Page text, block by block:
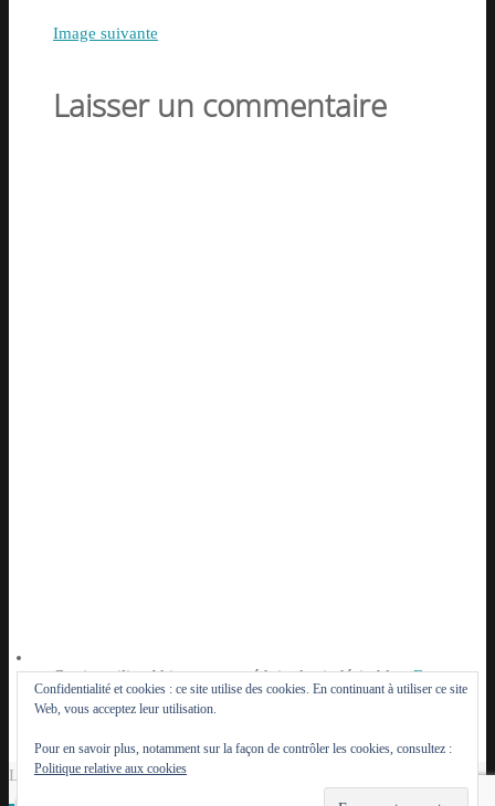
Image suivante
Laisser un commentaire
Ce site utilise Akismet pour réduire les indésirables.En
savoir plus sur la façon dont les données de vos
Le Lutèce du Parisien - 2014 - 2026
Confidentialité et cookies : ce site utilise des cookies. En continuant à utiliser ce site
Web, vous acceptez leur utilisation.
Pour en savoir plus, notamment sur la façon de contrôler les cookies, consultez :
Politique relative aux cookies